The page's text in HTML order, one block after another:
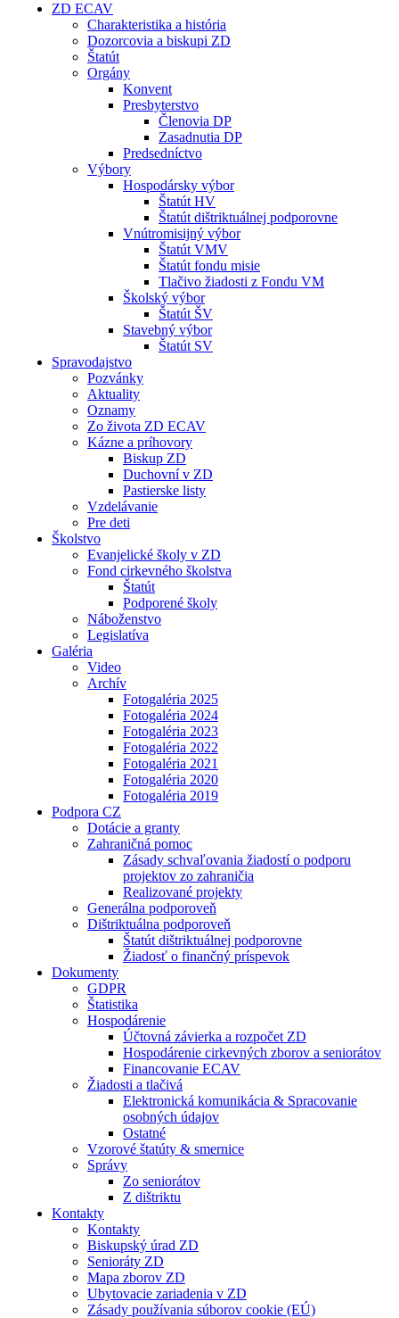
ZD ECAV
Charakteristika a história
Dozorcovia a biskupi ZD
Štatút
Orgány
Konvent
Presbyterstvo
Členovia DP
Zasadnutia DP
Predsedníctvo
Výbory
Hospodársky výbor
Štatút HV
Štatút dištriktuálnej podporovne
Vnútromisijný výbor
Štatút VMV
Štatút fondu misie
Tlačivo žiadosti z Fondu VM
Školský výbor
Štatút ŠV
Stavebný výbor
Štatút SV
Spravodajstvo
Pozvánky
Aktuality
Oznamy
Zo života ZD ECAV
Kázne a príhovory
Biskup ZD
Duchovní v ZD
Pastierske listy
Vzdelávanie
Pre deti
Školstvo
Evanjelické školy v ZD
Fond cirkevného školstva
Štatút
Podporené školy
Náboženstvo
Legislatíva
Galéria
Video
Archív
Fotogaléria 2025
Fotogaléria 2024
Fotogaléria 2023
Fotogaléria 2022
Fotogaléria 2021
Fotogaléria 2020
Fotogaléria 2019
Podpora CZ
Dotácie a granty
Zahraničná pomoc
Zásady schvaľovania žiadostí o podporu
projektov zo zahraničia
Realizované projekty
Generálna podporoveň
Dištriktuálna podporoveň
Štatút dištriktuálnej podporovne
Žiadosť o finančný príspevok
Dokumenty
GDPR
Štatistika
Hospodárenie
Účtovná závierka a rozpočet ZD
Hospodárenie cirkevných zborov a seniorátov
Financovanie ECAV
Žiadosti a tlačivá
Elektronická komunikácia & Spracovanie
osobných údajov
Ostatné
Vzorové štatúty & smernice
Správy
Zo seniorátov
Z dištriktu
Kontakty
Kontakty
Biskupský úrad ZD
Senioráty ZD
Mapa zborov ZD
Ubytovacie zariadenia v ZD
Zásady používania súborov cookie (EÚ)